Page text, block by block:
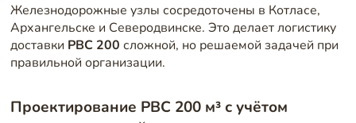
Железнодорожные узлы сосредоточены в Котласе,
Архангельске и Северодвинске. Это делает логистику
доставки РВС 200 сложной, но решаемой задачей при
правильной организации.
Проектирование РВС 200 м³ с учётом